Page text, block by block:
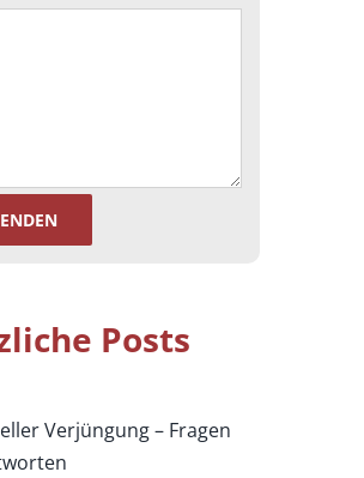
Posts
Verjüngung – Fragen